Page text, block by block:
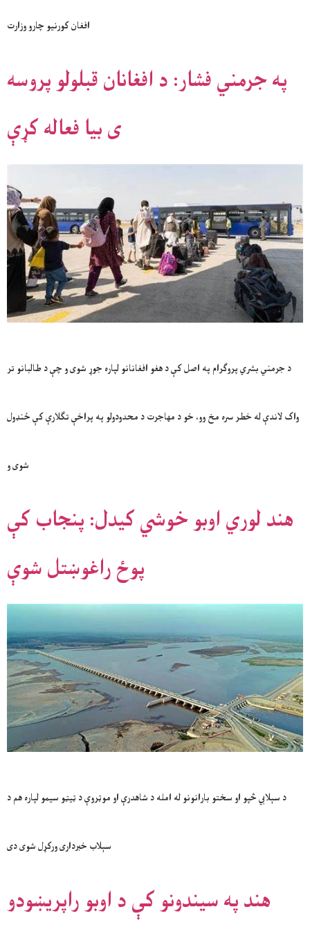
افغان کورنیو چارو وزارت
په جرمني فشار: د افغانان قبلولو پروسه
ی بیا فعاله کړې
د جرمني بشري پروګرام په اصل کې د هغو افغانانو لپاره جوړ شوی و چې د طالبانو تر
واک لاندې له خطر سره مخ وو، خو د مهاجرت د محدودولو په پراخې تګلارې کې ځنډول
شوی و
هند لوري اوبو خوشي کیدل: پنجاب کې
پوځ راغوښتل شوې
د سېلابي څپو او سختو بارانونو له امله د شاهدرې او موټروې د ټيټو سيمو لپاره هم د
سېلاب خبرداری ورکړل شوی دی
هند په سیندونو کې د اوبو راپریښودو